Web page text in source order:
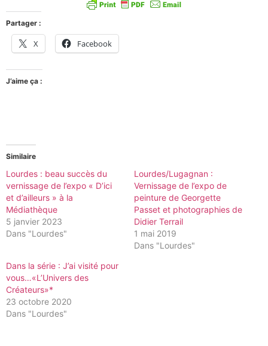
Partager :
X Facebook
J’aime ça :
Similaire
Lourdes : beau succès du
vernissage de l’expo « D’ici
et d’ailleurs » à la
Médiathèque
5 janvier 2023
Dans "Lourdes"
Lourdes/Lugagnan :
Vernissage de l’expo de
peinture de Georgette
Passet et photographies de
Didier Terrail
1 mai 2019
Dans "Lourdes"
Dans la série : J’ai visité pour
vous…«L’Univers des
Créateurs»*
23 octobre 2020
Dans "Lourdes"